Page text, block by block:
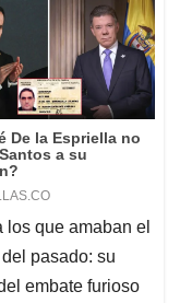
los que amaban el
pasado: su
embate furioso